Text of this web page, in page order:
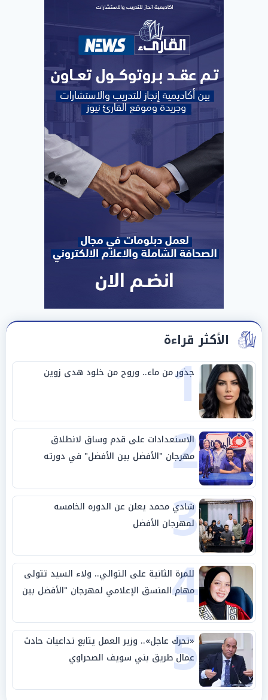
الأكثر قراءة
1
جذور من ماء.. وروح من خلود هدى زوين
2
الاستعدادات على قدم وساق لانطلاق
مهرجان "الأفضل بين الأفضل" في دورته
الخامسة
3
شادي محمد يعلن عن الدوره الخامسه
لمهرجان الأفضل
4
للمرة الثانية على التوالي.. ولاء السيد تتولى
مهام المنسق الإعلامي لمهرجان "الأفضل بين
الأفضل" في دورته الخامسة
5
«تحرك عاجل».. وزير العمل يتابع تداعيات حادث
عمال طريق بني سويف الصحراوي